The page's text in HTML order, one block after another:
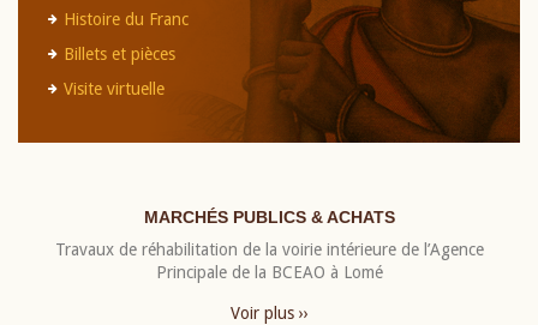
Histoire du Franc
Billets et pièces
Visite virtuelle
MARCHÉS PUBLICS & ACHATS
Travaux de réhabilitation de la voirie intérieure de l’Agence
Principale de la BCEAO à Lomé
Voir plus ››